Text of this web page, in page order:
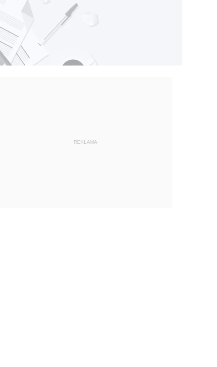
REKLAMA